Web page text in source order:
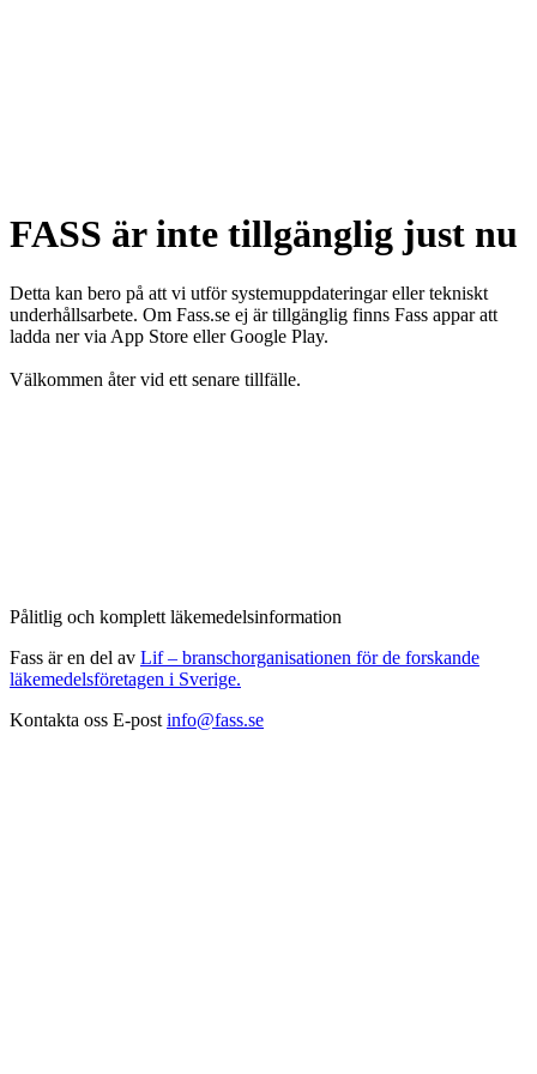
FASS är inte tillgänglig just nu
Detta kan bero på att vi utför systemuppdateringar eller tekniskt
underhållsarbete. Om Fass.se ej är tillgänglig finns Fass appar att
ladda ner via App Store eller Google Play.
Välkommen åter vid ett senare tillfälle.
Pålitlig och komplett läkemedelsinformation
Fass är en del av Lif – branschorganisationen för de forskande
läkemedelsföretagen i Sverige.
Kontakta oss E-post info@fass.se